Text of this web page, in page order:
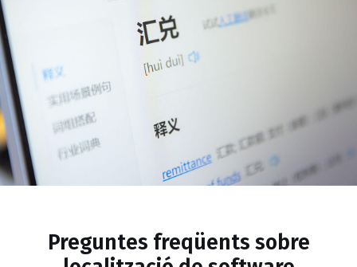
Preguntes freqüents sobre